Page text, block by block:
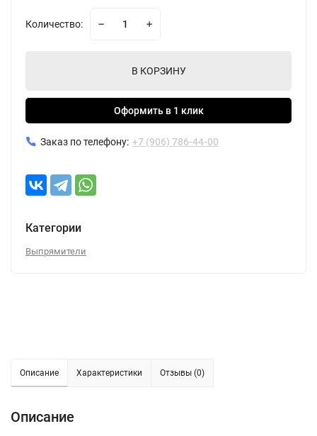
Количество:
В КОРЗИНУ
Оформить в 1 клик
Заказ по телефону: +7 (906) 786-44-00
Категории
Выпрямители
Описание Характеристики Отзывы (0)
Описание